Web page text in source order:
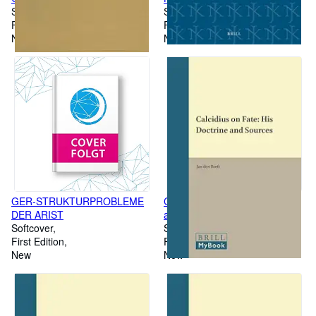
Softcover
First Edition
New
Kunsthistorisch Jaarboek 20
(1969): Paperback Edition
Softcover
First Edition
New
GER-STRUKTURPROBLEME
DER ARIST
Softcover
First Edition
New
Calcidius on Fate: His Doctrine
and Sources
Softcover
First Edition
New